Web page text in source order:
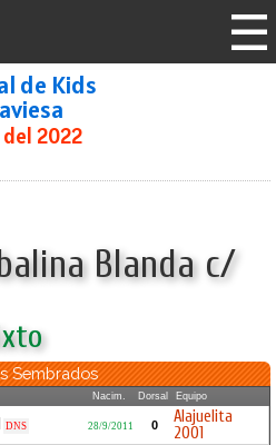
de Kids
del 2022
Blanda c/
Sembrados
Nacim. Dorsal Equipo
DNS 28/9/2011 0
Alajuelita
2001